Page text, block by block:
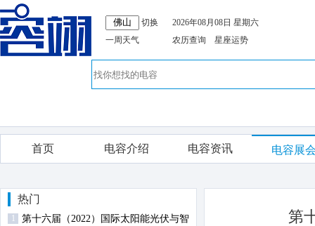
切换
一周天气
2026年08月08日 星期六
农历查询
星座运势
首页 电容介绍 电容资讯 电容展
热门
第十六届（2022）国际太阳能光伏与智
第